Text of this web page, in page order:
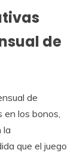
de
de
en los bonos,
la
que el juego